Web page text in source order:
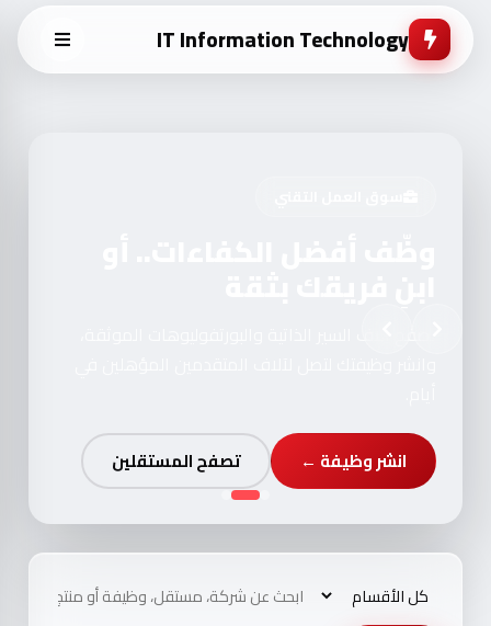
IT Information Technology
انشر وظيفة ← تصفح المستقلين